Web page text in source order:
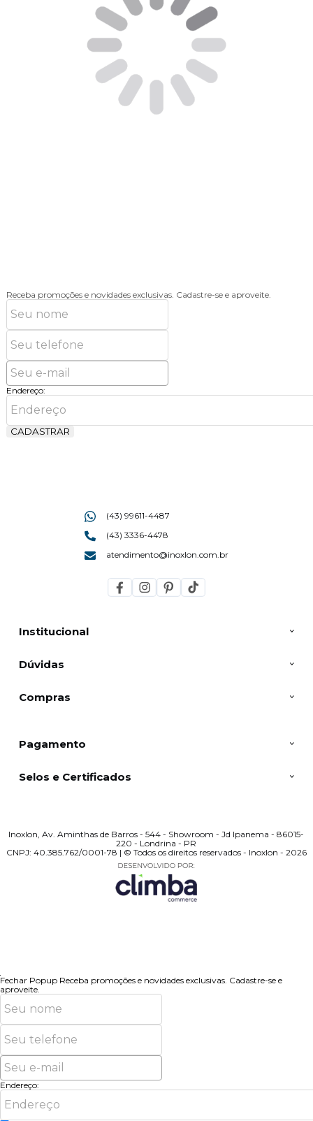
Receba promoções e novidades exclusivas. Cadastre-se e aproveite.
Endereço:
CADASTRAR
Institucional
Dúvidas
Compras
(43) 99611-4487
(43) 3336-4478
atendimento@inoxlon.com.br
Pagamento
Selos e Certificados
Inoxlon, Av. Aminthas de Barros - 544 - Showroom - Jd Ipanema - 86015-
220 - Londrina - PR
CNPJ: 40.385.762/0001-78 | © Todos os direitos reservados - Inoxlon - 2026
Fechar Popup Receba promoções e novidades exclusivas. Cadastre-se e
aproveite.
Endereço: